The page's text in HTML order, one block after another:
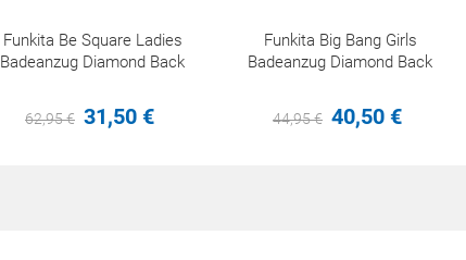
Funkita Be Square Ladies
Badeanzug Diamond Back
62,95€ 31,50 €
Funkita Big Bang Girls
Badeanzug Diamond Back
44,95€ 40,50 €